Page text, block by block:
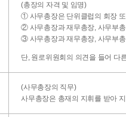
(총장의 자격 및 임명)
① 사무총장은 단위클럽의 회장
② 사무총장과 재무총장, 사무부
③ 사무총장과 재무총장, 사무부
단, 원로위원회의 의견을 들어 다
(사무총장의 직무)
사무총장은 총재의 지휘를 받아